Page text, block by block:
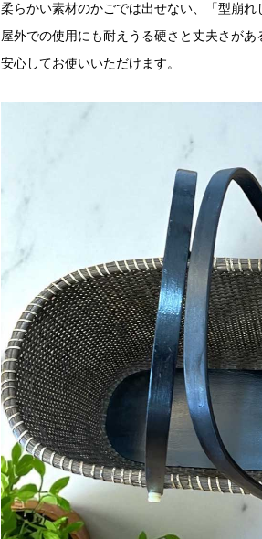
柔らかい素材のかごでは出せない、「型崩れ
屋外での使用にも耐えうる硬さと丈夫さが
安心してお使いいただけます。